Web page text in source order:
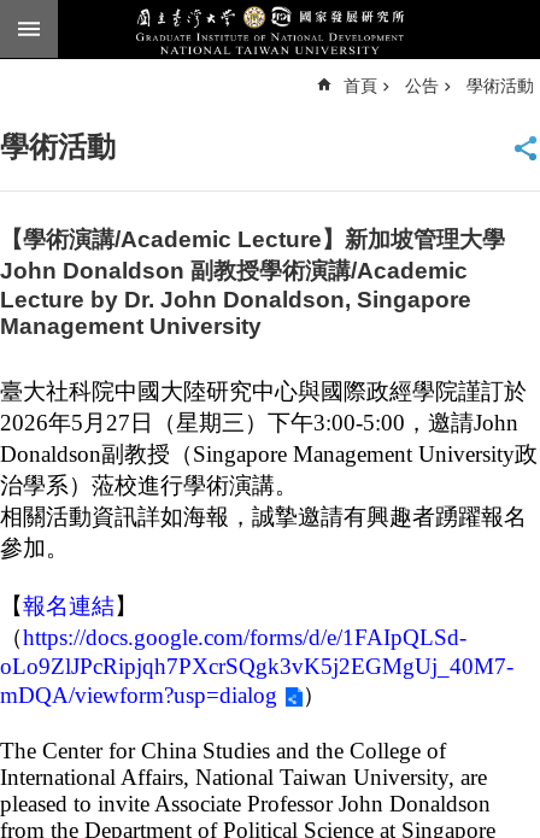
跳到主要內容區塊
臺
頁
English
公
告
本
簡
介
本
所
成
博
班
士
班
首頁 公告 學術活動
學術活動
【學術演講/Academic Lecture】新加坡管理大學
John Donaldson 副教授學術演講/Academic
Lecture by Dr. John Donaldson, Singapore
Management University
臺大社科院中國大陸研究中心與國際政經學院謹訂於
2026年5 月 27日（星期三）下午3:00-5:00 ，邀請John
Donaldson副教授（Singapore Management University政
治學系）蒞校進行學術演講。
相關活動資訊詳如海報，誠摯邀請有興趣者踴躍報名
參加。
【報名連結】
（https://docs.google.com/forms/d/e/1FAIpQLSd-
oLo9ZlJPcRipjqh7PXcrSQgk3vK5j2EGMgUj_40M7-
mDQA/viewform?usp=dialog
）
The Center for China Studies and the College of
International Affairs, National Taiwan University, are
pleased to invite Associate Professor John Donaldson
from the Department of Political Science at Singapore